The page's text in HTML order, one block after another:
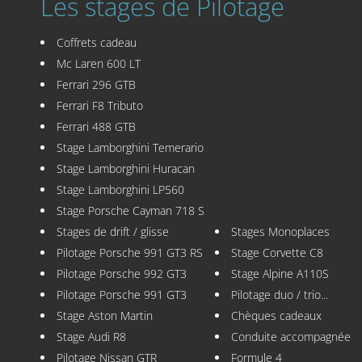
Coffrets cadeau
Mc Laren 600 LT
Ferrari 296 GTB
Ferrari F8 Tributo
Ferrari 488 GTB
Stage Lamborghini Temerario
Stage Lamborghini Huracan
Stage Lamborghini LP560
Stage Porsche Cayman 718 S
Stages de drift / glisse
Pilotage Porsche 991 GT3 RS
Pilotage Porsche 992 GT3
Pilotage Porsche 991 GT3
Stage Aston Martin
Stage Audi R8
Pilotage Nissan GTR
Stages Monoplaces
Stage Corvette C8
Stage Alpine A110S
Pilotage duo / trio...
Chèques cadeaux
Conduite accompagnée
Formule 4